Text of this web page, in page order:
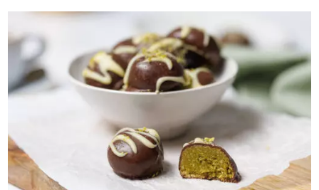
KETO
ZUCKER
EINFACH
SELBER